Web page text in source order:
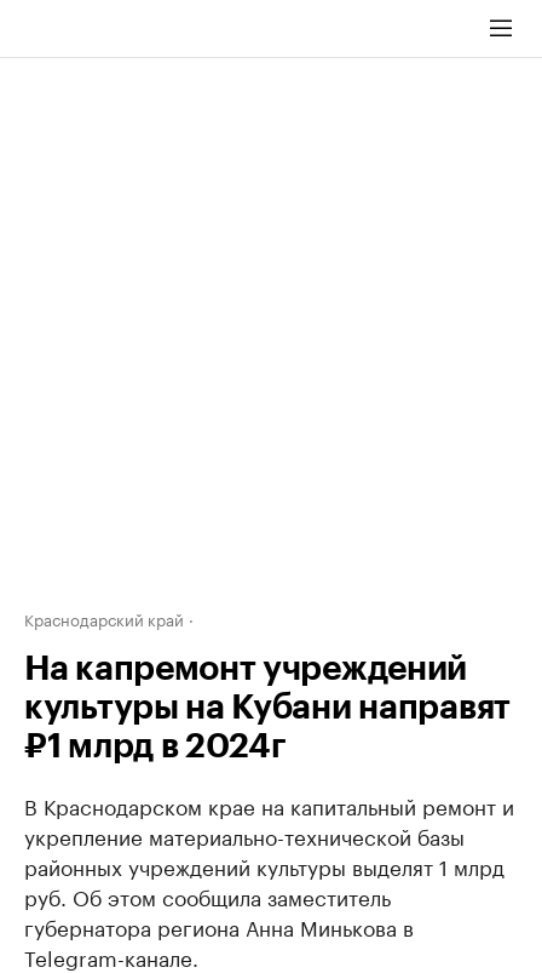
Краснодарский край
На капремонт учреждений
культуры на Кубани направят
₽1 млрд в 2024г
В Краснодарском крае на капитальный ремонт и
укрепление материально-технической базы
районных учреждений культуры выделят 1 млрд
руб. Об этом сообщила заместитель
губернатора региона Анна Минькова в
Telegram-канале.